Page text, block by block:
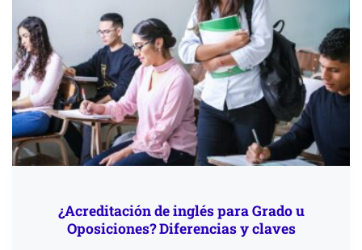
¿Acreditación de inglés para Grado u
Oposiciones? Diferencias y claves